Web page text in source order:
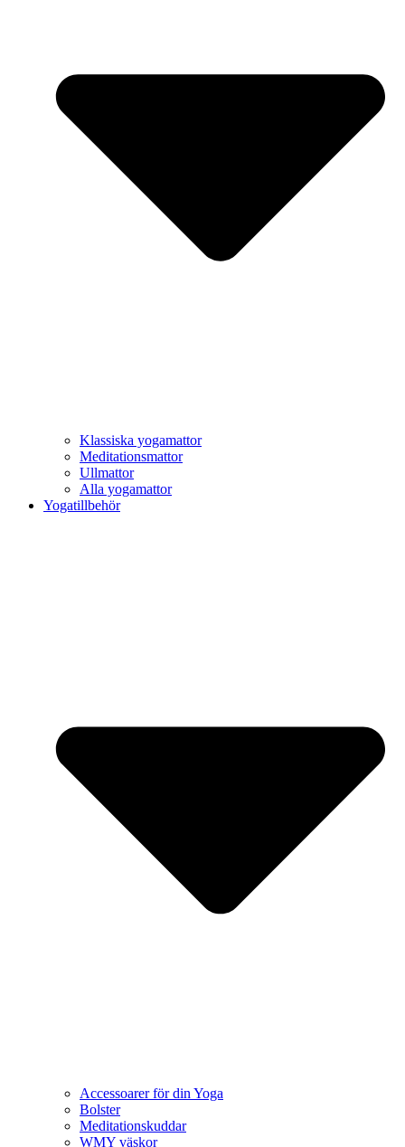
Klassiska yogamattor
Meditationsmattor
Ullmattor
Alla yogamattor
Yogatillbehör
Accessoarer för din Yoga
Bolster
Meditationskuddar
WMY väskor